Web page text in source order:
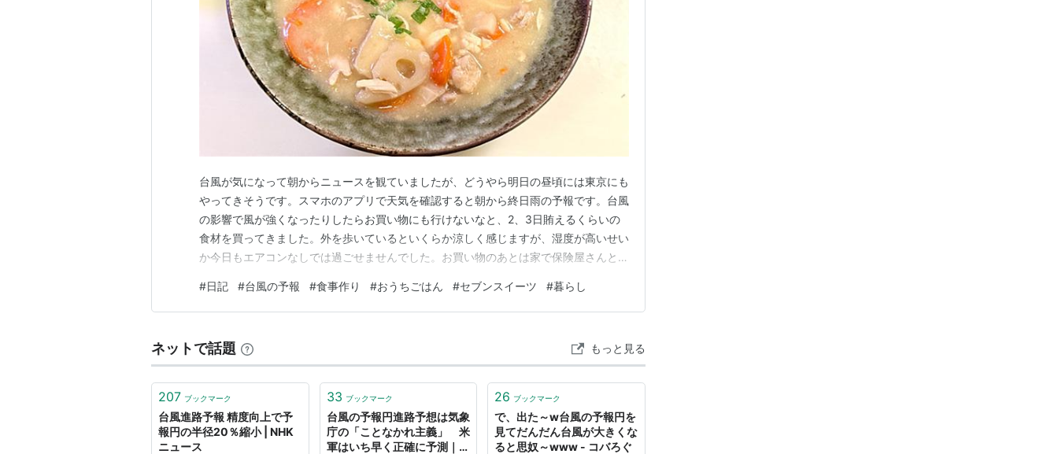
台風が気になって朝からニュースを観ていましたが、どうやら明日の昼頃には東京にも
やってきそうです。スマホのアプリで天気を確認すると朝から終日雨の予報です。台風
の影響で風が強くなったりしたらお買い物にも行けないなと、2、3日賄えるくらいの
食材を買ってきました。外を歩いているといくらか涼しく感じますが、湿度が高いせい
か今日もエアコンなしでは過ごせませんでした。お買い物のあとは家で保険屋さんと今
して過ごしました。今朝は朝ごはんを食べなかったので、お昼ごはんはどうしようかと
思っていたら、遅く起きてきた次女が「私が作る！」何やら…
#日記 #台風の予報 #食事作り #おうちごはん #セブンスイーツ #暮らし
ネットで話題 もっと見る
207 ブックマーク
台風進路予報 精度向上で予
報円の半径20％縮小 | NHK
ニュース
33 ブックマーク
台風の予報円進路予想は気象
庁の「ことなかれ主義」 米
軍はいち早く正確に予測｜
26 ブックマーク
で、出た～w台風の予報円を
見てだんだん台風が大きくな
ると思奴～www - コバろぐ